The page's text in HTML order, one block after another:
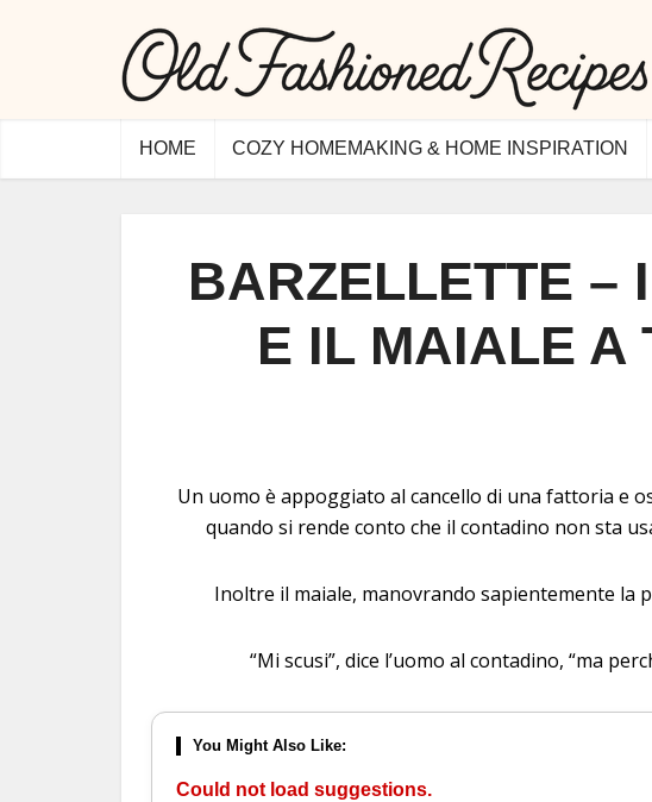
HOME COZY HOMEMAKING & HOME INSPIRATION
BARZELLETTE –
E IL MAIALE A
Un uomo è appoggiato al cancello di una fattoria e
quando si rende conto che il contadino non sta
Inoltre il maiale, manovrando sapientemente la
“Mi scusi”, dice l’uomo al contadino, “ma
You Might Also Like:
Could not load suggestions.